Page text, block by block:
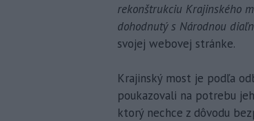
rekonštrukciu Krajinského
dohodnutý s Národnou
svojej webovej stránke.
Krajinský most je podľa
poukazovali na potrebu
ktorý nechce z dôvodu